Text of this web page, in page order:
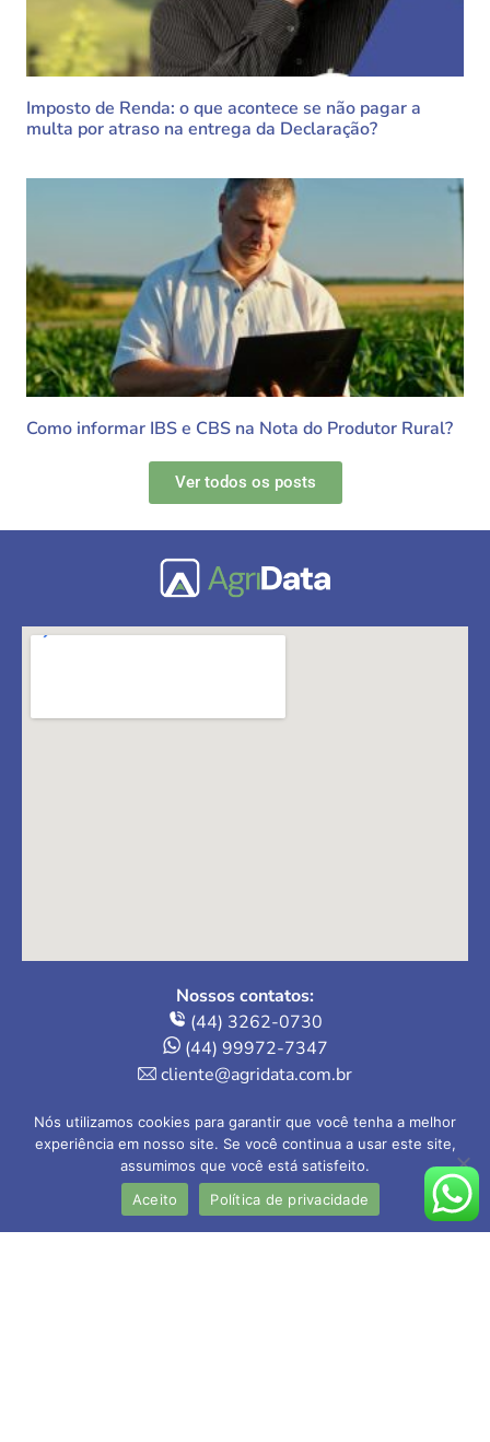
Imposto de Renda: o que acontece se não pagar a
multa por atraso na entrega da Declaração?
Como informar IBS e CBS na Nota do Produtor Rural?
Ver todos os posts
Nossos contatos:
(44) 3262-0730
(44) 99972-7347
cliente@agridata.com.br
Onde estamos:
Av. Herval, 235 – Loja 4
Maringá-PR | 87013-110
Nós utilizamos cookies para garantir que você tenha a melhor
experiência em nosso site. Se você continua a usar este site,
assumimos que você está satisfeito.
Aceito
Política de privacidade